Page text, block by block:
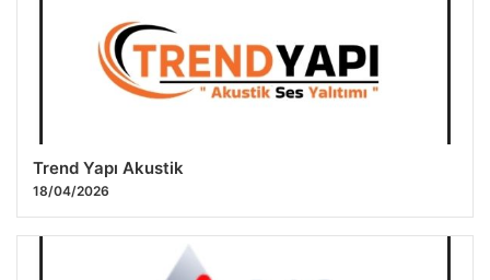
Trend Yapı Akustik
18/04/2026